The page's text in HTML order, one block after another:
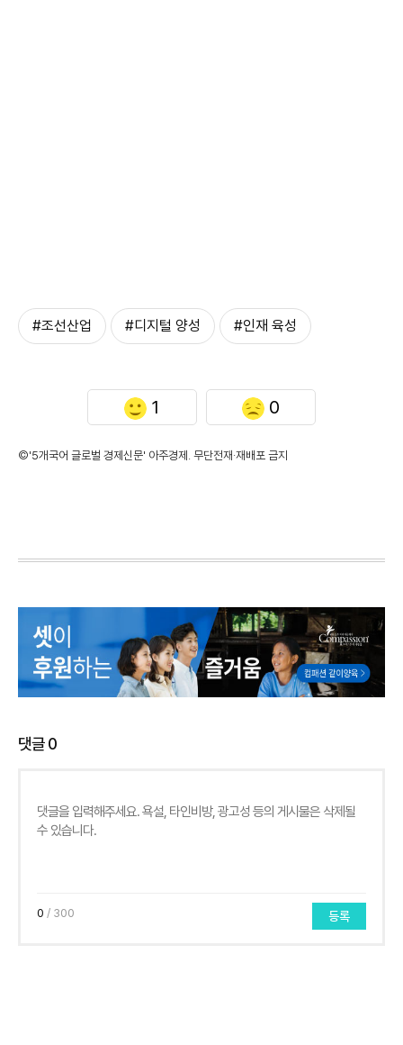
#조선산업 #디지털 양성 #인재 육성
1 0
©'5개국어 글로벌 경제신문' 아주경제. 무단전재·재배포 금지
댓글0
0 / 300 등록